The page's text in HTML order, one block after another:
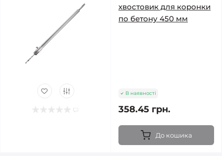
хвостовик для коронки
по бетону 450 мм
В наявності
358.45 грн.
До кошика